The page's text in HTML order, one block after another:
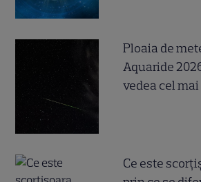
Ploaia de
Aquaride
vedea cel
Ce este